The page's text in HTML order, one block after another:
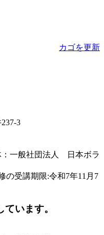
カゴを更新
3
：一般社団法人 日本ボラ
の受講期限:令和7年11月7
います。